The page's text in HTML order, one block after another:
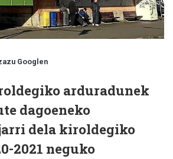
Googlen
arduradunek
dagoeneko
dela kiroldegiko
2021 neguko